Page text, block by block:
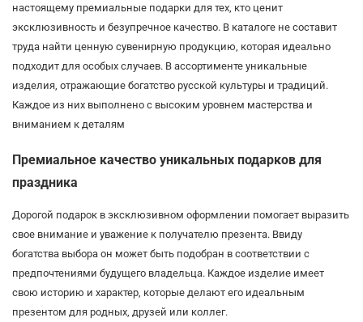
настоящему премиальные подарки для тех, кто ценит
эксклюзивность и безупречное качество. В каталоге не составит
труда найти ценную сувенирную продукцию, которая идеально
подходит для особых случаев. В ассортименте уникальные
изделия, отражающие богатство русской культуры и традиций.
Каждое из них выполнено с высоким уровнем мастерства и
вниманием к деталям
Премиальное качество уникальных подарков для
праздника
Дорогой подарок в эксклюзивном оформлении помогает выразить
свое внимание и уважение к получателю презента. Ввиду
богатства выбора он может быть подобран в соответствии с
предпочтениями будущего владельца. Каждое изделие имеет
свою историю и характер, которые делают его идеальным
презентом для родных, друзей или коллег.